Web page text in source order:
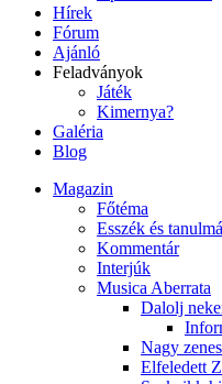
Hírek
Fórum
Ajánló
Feladványok
Játék
Kimernya?
Galéria
Blog
Magazin
Főtéma
Esszék és
Kommentár
Interjúk
Musica Aberrata
Dalolj
Nagy
Elfeledett